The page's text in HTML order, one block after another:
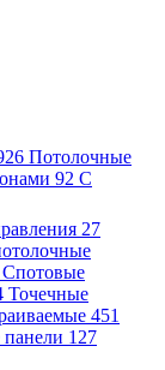
Потолочные
92 С
27
Спотовые
Точечные
451
127